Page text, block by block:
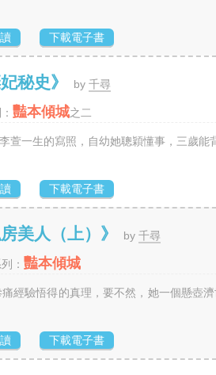
下載電子書
妃秘史》 by 千尋
豔本傾城之二
萱一生的寫照，自幼她聰穎懂事，三歲
下載電子書
美人（上）》 by 千尋
： 豔本傾城
經驗悟得的真理，要不然，她一個懸壺
下載電子書